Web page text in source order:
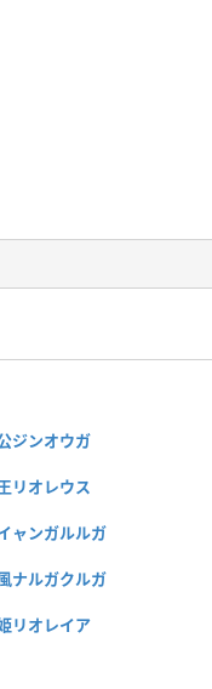
ジンオウガ
リオレウス
ャンガルルガ
ナルガクルガ
リオレイア